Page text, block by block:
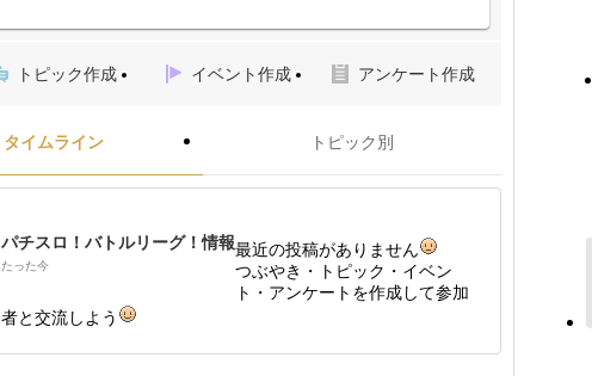
トピック作成 イベント作成 アンケート作成
タイムライン トピック別
パチスロ！バトルリーグ！情報
たった今
最近の投稿がありません
つぶやき・トピック・イベン
ト・アンケートを作成して参加
者と交流しよう